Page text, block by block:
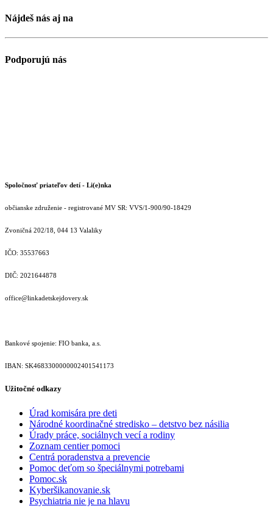
Nájdeš nás aj na
Podporujú nás
Spoločnosť priateľov detí - Li(e)nka
občianske združenie - registrované MV SR: VVS/1-900/90-18429
Zvoničná 202/18, 044 13 Valaliky
IČO: 35537663
DIČ: 2021644878
office@linkadetskejdovery.sk
Bankové spojenie: FIO banka, a.s.
IBAN: SK46833000000­02401541173
Užitočné odkazy
Úrad komisára pre deti
Národné koordinačné stredisko – detstvo bez násilia
Úrady práce, sociálnych vecí a rodiny
Zoznam centier pomoci
Centrá poradenstva a prevencie
Pomoc deťom so špeciálnymi potrebami
Pomoc.sk
Kyberšikanovanie.sk
Psychiatria nie je na hlavu